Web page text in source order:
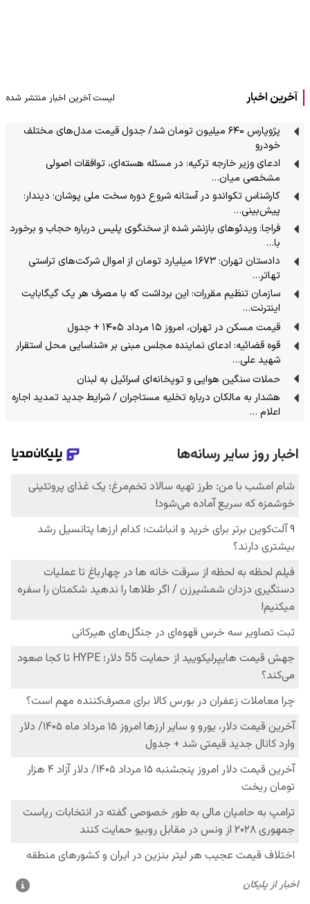
آخرین اخبار لیست آخرین اخبار منتشر شده
پژوپارس ۶۴۰ میلیون تومان شد/ جدول قیمت مدل‌های مختلف
خودرو
ادعای وزیر خارجه ترکیه: در مسئله هسته‌ای، توافقات اصولی
مشخصی میان…
کارشناس تکواندو در آستانه شروع دوره سخت ملی پوشان؛ دیندار:
پیش‌بینی…
فراجا: ویدئوهای بازنشر شده از سخنگوی پلیس درباره حجاب و برخورد
با…
دادستان تهران: ۱۶۷۳ میلیارد تومان از اموال شرکت‌های تراستی
تهاتر…
سازمان تنظیم مقررات: این برداشت که با مصرف هر یک گیگابایت
اینترنت…
قیمت مسکن در تهران، امروز ۱۵ مرداد ۱۴۰۵ + جدول
قوه قضائیه: ادعای نماینده مجلس مبنی بر «شناسایی محل استقرار
شهید علی…
حملات سنگین هوایی و توپخانه‌ای اسرائیل به لبنان
هشدار به مالکان درباره تخلیه مستاجران / شرایط جدید تمدید اجاره
اعلام …